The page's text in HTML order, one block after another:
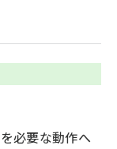
を必要な動作へ